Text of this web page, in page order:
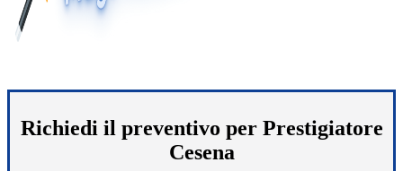
Richiedi il preventivo per Prestigiatore
Cesena